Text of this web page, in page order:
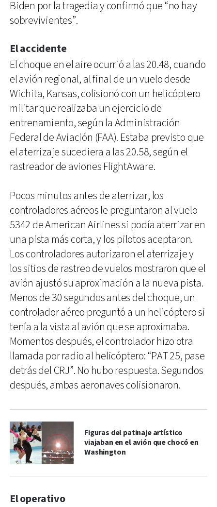
Biden por la tragedia y confirmó que “no hay
sobrevivientes”.
El accidente
El choque en el aire ocurrió a las 20.48, cuando
el avión regional, al final de un vuelo desde
Wichita, Kansas, colisionó con un helicóptero
militar que realizaba un ejercicio de
entrenamiento, según la Administración
Federal de Aviación (FAA). Estaba previsto que
el aterrizaje sucediera a las 20.58, según el
rastreador de aviones FlightAware.
Pocos minutos antes de aterrizar, los
controladores aéreos le preguntaron al vuelo
5342 de American Airlines si podía aterrizar en
una pista más corta, y los pilotos aceptaron.
Los controladores autorizaron el aterrizaje y
los sitios de rastreo de vuelos mostraron que el
avión ajustó su aproximación a la nueva pista.
Menos de 30 segundos antes del choque, un
controlador aéreo preguntó a un helicóptero si
tenía a la vista al avión que se aproximaba.
Momentos después, el controlador hizo otra
llamada por radio al helicóptero: “PAT 25, pase
detrás del CRJ”. No hubo respuesta. Segundos
después, ambas aeronaves colisionaron.
Figuras del patinaje artístico
viajaban en el avión que chocó en
Washington
El operativo